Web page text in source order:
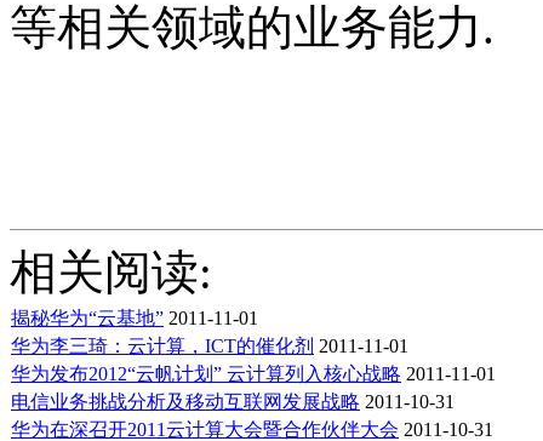
等相关领域的业务能力.
相关阅读:
揭秘华为“云基地” 2011-11-01
华为李三琦：云计算，ICT的催化剂 2011-11-01
华为发布2012“云帆计划” 云计算列入核心战略 2011-11-01
电信业务挑战分析及移动互联网发展战略 2011-10-31
华为在深召开2011云计算大会暨合作伙伴大会 2011-10-31